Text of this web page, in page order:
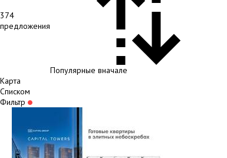
374
предложения
Популярные вначале
Карта
Списком
Фильтр